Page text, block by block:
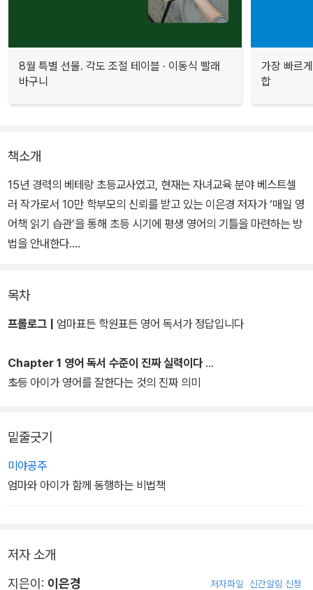
8월 특별 선물. 각도 조절 테이블 · 이동식 빨래
바구니
가장 빠르
합
책소개
15년 경력의 베테랑 초등교사였고, 현재는 자녀교육 분야 베스트셀
러 작가로서 10만 학부모의 신뢰를 받고 있는 이은경 저자가 ‘매일 영
어책 읽기 습관’을 통해 초등 시기에 평생 영어의 기틀을 마련하는 방
법을 안내한다.
엄마가 영어를 못해도 시도할 수 있도록, 알파벳을 시작으로 <해리포
터> 수준의 영어 소설을 읽어내기까지의 전 과정을 총 4단계로 나눠
이 책으로 부모들은 현재 아이의 수준을 진단하고 그 단계에서 시작
영어책 읽기 습관이 정답이다.
목차
프롤로그 | 엄마표든 학원표든 영어 독서가 정답입니다
Chapter 1 영어 독서 수준이 진짜 실력이다
초등 아이가 영어를 잘한다는 것의 진짜 의미
밑줄긋기
미야공주
엄마와 아이가 함께 동행하는 비법책
저자 소개
지은이: 이은경 저자파일 신간알림 신청